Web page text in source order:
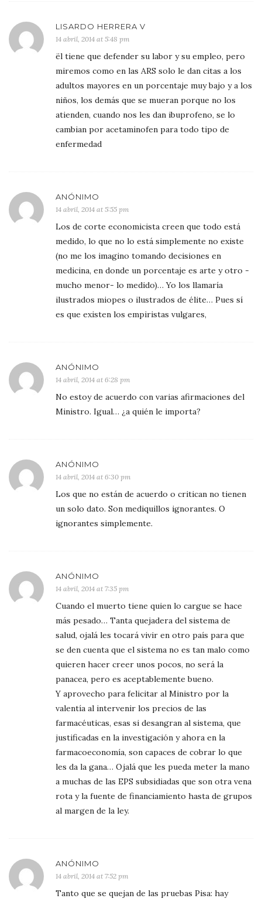
LISARDO HERRERA V
14 abril, 2014 at 5:48 pm
ël tiene que defender su labor y su empleo, pero
miremos como en las ARS solo le dan citas a los
adultos mayores en un porcentaje muy bajo y a los
niños, los demás que se mueran porque no los
atienden, cuando nos les dan ibuprofeno, se lo
cambian por acetaminofen para todo tipo de
enfermedad
ANÓNIMO
14 abril, 2014 at 5:55 pm
Los de corte economicista creen que todo está
medido, lo que no lo está simplemente no existe
(no me los imagino tomando decisiones en
medicina, en donde un porcentaje es arte y otro -
mucho menor- lo medido)… Yo los llamaría
ilustrados miopes o ilustrados de élite… Pues sí
es que existen los empiristas vulgares,
ANÓNIMO
14 abril, 2014 at 6:28 pm
No estoy de acuerdo con varias afirmaciones del
Ministro. Igual… ¿a quién le importa?
ANÓNIMO
14 abril, 2014 at 6:30 pm
Los que no están de acuerdo o critican no tienen
un solo dato. Son mediquillos ignorantes. O
ignorantes simplemente.
ANÓNIMO
14 abril, 2014 at 7:35 pm
Cuando el muerto tiene quien lo cargue se hace
más pesado… Tanta quejadera del sistema de
salud, ojalá les tocará vivir en otro país para que
se den cuenta que el sistema no es tan malo como
quieren hacer creer unos pocos, no será la
panacea, pero es aceptablemente bueno.
Y aprovecho para felicitar al Ministro por la
valentía al intervenir los precios de las
farmacéuticas, esas si desangran al sistema, que
justificadas en la investigación y ahora en la
farmacoeconomía, son capaces de cobrar lo que
les da la gana… Ojalá que les pueda meter la mano
a muchas de las EPS subsidiadas que son otra vena
rota y la fuente de financiamiento hasta de grupos
al margen de la ley.
ANÓNIMO
14 abril, 2014 at 7:52 pm
Tanto que se quejan de las pruebas Pisa: hay